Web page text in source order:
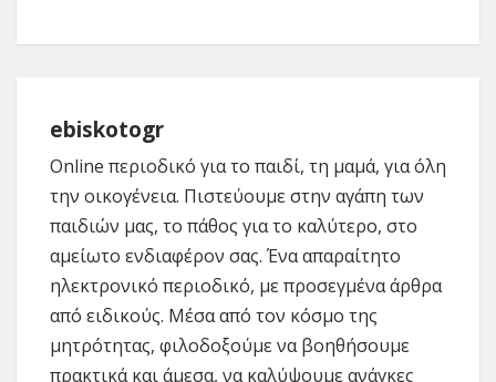
ebiskotogr
Online περιοδικό για το παιδί, τη μαμά, για όλη
την οικογένεια. Πιστεύουμε στην αγάπη των
παιδιών μας, το πάθος για το καλύτερο, στο
αμείωτο ενδιαφέρον σας. Ένα απαραίτητο
ηλεκτρονικό περιοδικό, με προσεγμένα άρθρα
από ειδικούς. Μέσα από τον κόσμο της
μητρότητας, φιλοδοξούμε να βοηθήσουμε
πρακτικά και άμεσα, να καλύψουμε ανάγκες